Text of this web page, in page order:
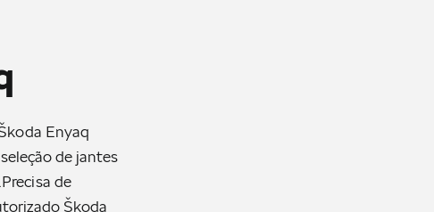
Enyaq
de jantes
de
Škoda